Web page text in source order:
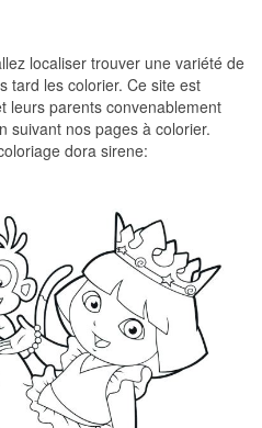
localiser trouver une variété de
tard les colorier. Ce site est
leurs parents convenablement
suivant nos pages à colorier.
dora sirene: